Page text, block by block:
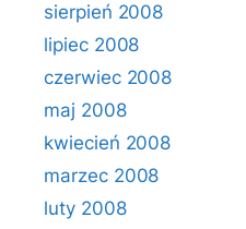
sierpień 2008
lipiec 2008
czerwiec 2008
maj 2008
kwiecień 2008
marzec 2008
luty 2008